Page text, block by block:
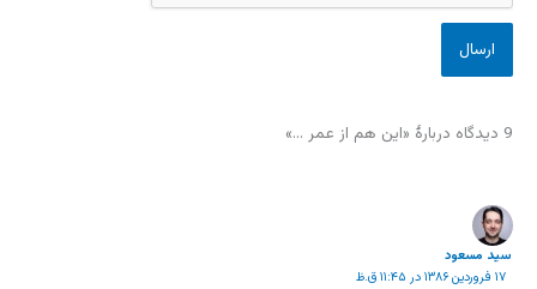
9 دیدگاه دربارهٔ «این هم از عمر …»
سید مسعود
۱۷ فروردین ۱۳۸۶ در ۱۱:۴۵ ق.ظ